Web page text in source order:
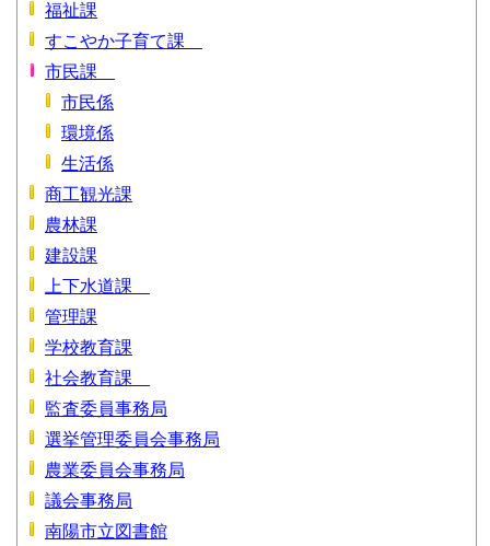
福祉課
すこやか子育て課
市民課
市民係
環境係
生活係
商工観光課
農林課
建設課
上下水道課
管理課
学校教育課
社会教育課
監査委員事務局
選挙管理委員会事務局
農業委員会事務局
議会事務局
南陽市立図書館